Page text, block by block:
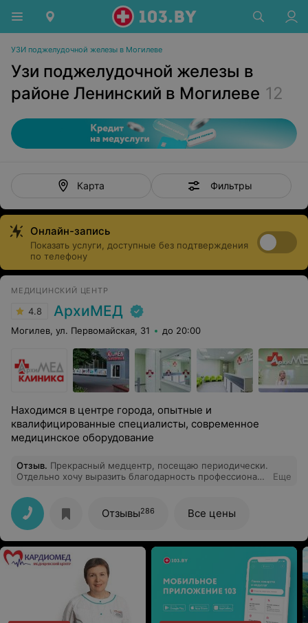
УЗИ поджелудочной железы в Могилеве
Узи поджелудочной железы в
районе Ленинский в Могилеве 12
Карта Фильтры
Онлайн-запись
Показать услуги, доступные без подтверждения
по телефону
МЕДИЦИНСКИЙ ЦЕНТР
4.8 АрхиМЕД
Могилев, ул. Первомайская, 31 до 20:00
Находимся в центре города, опытные и
квалифицированные специалисты, современное
медицинское оборудование
Отзыв. Прекрасный медцентр, посещаю периодически.
Отдельно хочу выразить благодарность профессионалу
высшего уровня.
Еще
Отзывы286 Все цены